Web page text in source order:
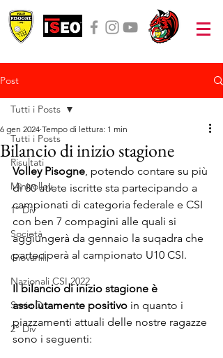
Post
Tutti i Posts
Risultati
Minivolley
1° Div
Società
Giovanili
Nazionali CSI 2022
Serie D
2° Div
Tutti i Posts
Bilancio di inizio stagione
6 gen 2024 Tempo di lettura: 1 min
Volley Pisogne, potendo contare su più
di 80 atlete iscritte sta partecipando a
campionati di categoria federale e CSI
con ben 7 compagini alle quali si
aggiungerà da gennaio la suqadra che
parteciperà al campionato U10 CSI.
Il bilancio di inizio stagione è
assolutamente positivo in quanto i
piazzamenti attuali delle nostre ragazze
sono i seguenti: